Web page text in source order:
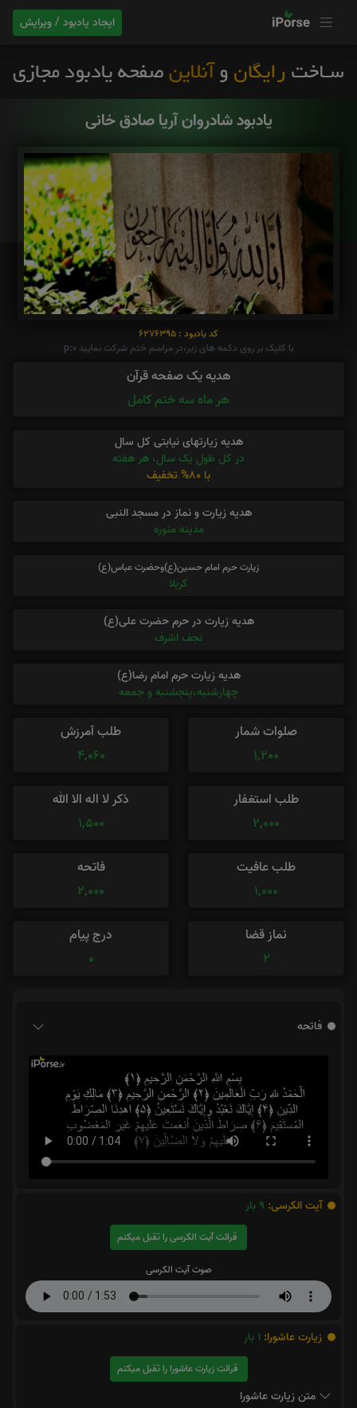
ایجاد یادبود / ویرایش
یادبود شادروان آریا صادق خانی
کد یادبود : 6276395
با کلیک بر روی دکمه های زیر،در مراسم ختم شرکت نمایید p:0
هدیه یک صفحه قرآن
هر ماه سه ختم کامل
هدیه زیارتهای نیابتی کل سال
در کل طول یک سال، هر هفته
با 80% تخفیف
هدیه زیارت و نماز در مسجد النبی
مدینه منوره
زیارت حرم امام حسین(ع)وحضرت عباس(ع)
کربلا
هدیه زیارت در حرم حضرت علی(ع)
نجف اشرف
هدیه زیارت حرم امام رضا(ع)
چهارشنبه،پنجشنبه و جمعه
صلوات شمار
1,200
طلب آمرزش
4,060
طلب استغفار
2,000
ذکر لا اله الا الله
1,500
طلب عافیت
1,000
فاتحه
2,000
نماز قضا
2
درج پیام
0
فاتحه
آیت الکرسی: 9بار
قرائت آیت الکرسی را تقبل میکنم
صوت آیت الکرسی
زیارت عاشورا: 1 بار
قرائت زیارت عاشورا را تقبل میکنم
متن زیارت عاشورا